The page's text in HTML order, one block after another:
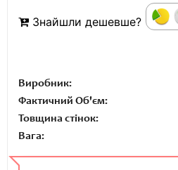
Знайшли дешевше?
Виробник:
Фактичний Об'єм:
Товщина стінок:
Вага: